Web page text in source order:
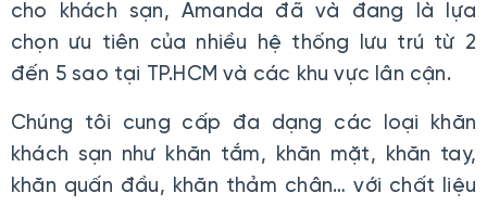
cho khách sạn, Amanda đã và đang là lựa
chọn ưu tiên của nhiều hệ thống lưu trú từ 2
đến 5 sao tại TP.HCM và các khu vực lân cận.
Chúng tôi cung cấp đa dạng các loại khăn
khách sạn như khăn tắm, khăn mặt, khăn tay,
khăn quấn đầu, khăn thảm chân… với chất liệu